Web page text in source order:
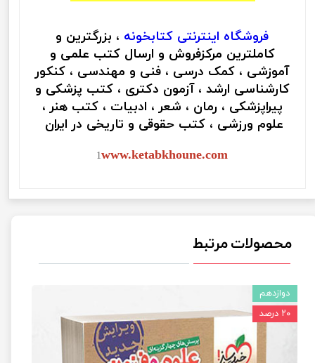
فروشگاه اینترنتی کتابخونه ، بزرگترین و
کاملترین مرکزفروش و ارسال کتب علمی و
آموزشی ، کمک درسی ، فنی و مهندسی ، کنکور
کارشناسی ارشد ، آزمون دکتری ، کتب پزشکی و
پیراپزشکی ، رمان ، شعر ، ادبیات ، کتب هنر ،
علوم ورزشی ، کتب حقوقی و تاریخی در ایران
1www.ketabkhoune.com
محصولات مرتبط
دوازدهم
۲۰ درصد